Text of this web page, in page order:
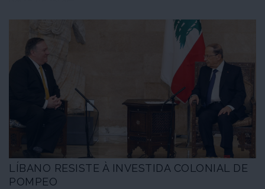
LÍBANO RESISTE À INVESTIDA COLONIAL DE
POMPEO